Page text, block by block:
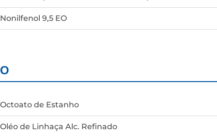
Nonilfenol 9,5 EO
O
Octoato de Estanho
Oléo de Linhaça Alc. Refinado